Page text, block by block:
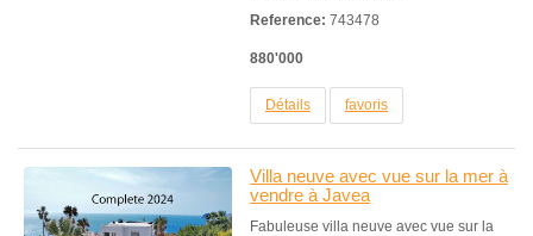
Reference: 743478
880'000
Détails favoris
Villa neuve avec vue sur la mer à
vendre à Javea
Fabuleuse villa neuve avec vue sur la